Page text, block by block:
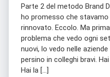
Parte 2 del metodo Brand
ho promesso che
rinnovato. Eccolo. Ma
problema che vedo ogni
nuovi, lo vedo nelle
persino in colleghi bravi.
Hai la […]